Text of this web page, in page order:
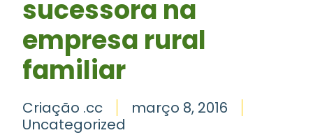
sucessora na
empresa rural
familiar
Criação .cc
março 8, 2016
Uncategorized